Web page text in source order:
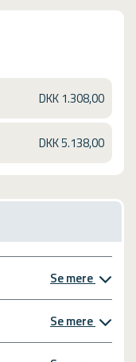
DKK 1.308,00
DKK 5.138,00
Se mere
Se mere